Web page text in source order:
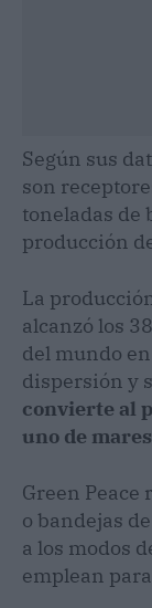
Según sus
son
toneladas de
producción
La
alcanzó los
del mundo
dispersión y
convierte al
uno de
Green Peace
o bandejas
a los modos
emplean